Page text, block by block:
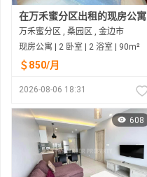
在万禾蜜分区出租的现房公寓
万禾蜜分区 , 桑园区 , 金边市
现房公寓 | 2 卧室 | 2 浴室 | 90m²
＄850/月
2026-08-06 18:31
608